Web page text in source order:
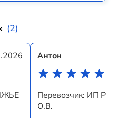
(2)
Антон
Перевозчик: ИП
О.В.